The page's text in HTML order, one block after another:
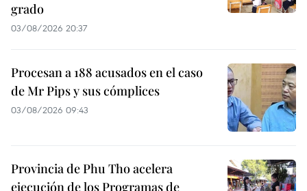
grado
03/08/2026 20:37
Procesan a 188 acusados en el caso
de Mr Pips y sus cómplices
03/08/2026 09:43
Provincia de Phu Tho acelera
ejecución de los Programas de